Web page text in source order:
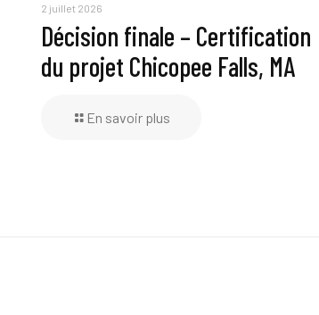
2 juillet 2026
Décision finale – Certification
du projet Chicopee Falls, MA
En savoir plus